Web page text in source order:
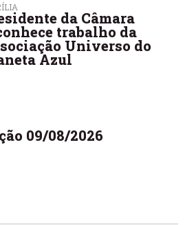
da Câmara
trabalho da
Universo do
Azul
09/08/2026